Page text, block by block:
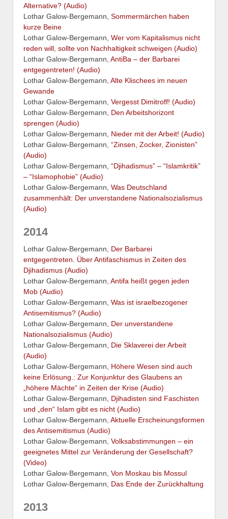
Alternative? (Audio)
Lothar Galow-Bergemann, Sommermärchen haben
kurze Beine
Lothar Galow-Bergemann, Wer vom Kapitalismus nicht
reden will, sollte von Nachhaltigkeit schweigen (Audio)
Lothar Galow-Bergemann, AntiBa – der Barbarei
entgegentreten! (Audio)
Lothar Galow-Bergemann, Alte Klischees im neuen
Gewande
Lothar Galow-Bergemann, Vergesst Dimitroff! (Audio)
Lothar Galow-Bergemann, Den Arbeitshorizont
sprengen (Audio)
Lothar Galow-Bergemann, Nieder mit der Arbeit! (Audio)
Lothar Galow-Bergemann, “Zinsen, Zocker, Zionisten”
(Audio)
Lothar Galow-Bergemann, “Djihadismus” – “Islamkritik”
– “Islamophobie” (Audio)
Lothar Galow-Bergemann, Was Deutschland
zusammenhält: Der unverstandene Nationalsozialismus
(Audio)
2014
Lothar Galow-Bergemann, Der Barbarei
entgegentreten. Über Antifaschismus in Zeiten des
Djihadismus (Audio)
Lothar Galow-Bergemann, Antifa heißt gegen jeden
Mob (Audio)
Lothar Galow-Bergemann, Was ist israelbezogener
Antisemitismus? (Audio)
Lothar Galow-Bergemann, Der unverstandene
Nationalsozialismus (Audio)
Lothar Galow-Bergemann, Die Sklaverei der Arbeit
(Audio)
Lothar Galow-Bergemann, Höhere Wesen sind auch
keine Erlösung.: Zur Konjunktur des Glaubens an
„höhere Mächte“ in Zeiten der Krise (Audio)
Lothar Galow-Bergemann, Djihadisten sind Faschisten
und „den“ Islam gibt es nicht (Audio)
Lothar Galow-Bergemann, Aktuelle Erscheinungsformen
des Antisemitismus (Audio)
Lothar Galow-Bergemann, Volksabstimmungen – ein
geeignetes Mittel zur Veränderung der Gesellschaft?
(Video)
Lothar Galow-Bergemann, Von Moskau bis Mossul
Lothar Galow-Bergemann, Das Ende der Zurückhaltung
2013